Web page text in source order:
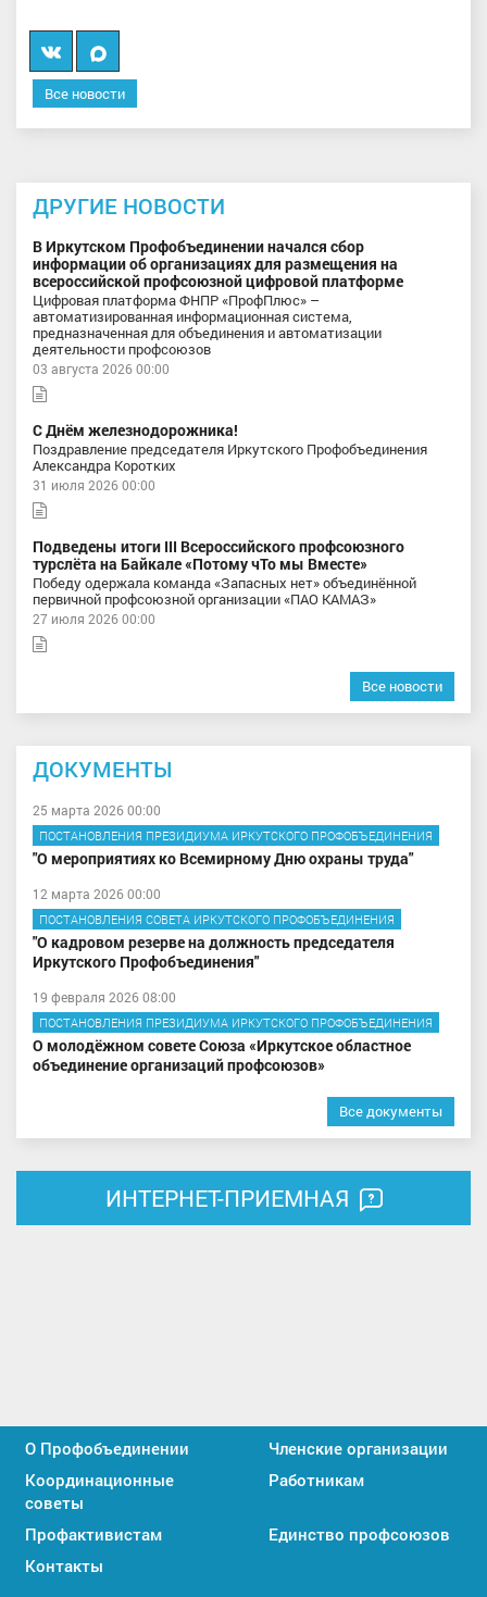
Вконтакте
Мы
в
MAX
Все новости
ДРУГИЕ НОВОСТИ
В Иркутском Профобъединении начался сбор
информации об организациях для размещения на
всероссийской профсоюзной цифровой платформе
Цифровая платформа ФНПР «ПрофПлюс» –
автоматизированная информационная система,
предназначенная для объединения и автоматизации
деятельности профсоюзов
03 августа 2026 00:00
С Днём железнодорожника!
Поздравление председателя Иркутского Профобъединения
Александра Коротких
31 июля 2026 00:00
Подведены итоги III Всероссийского профсоюзного
турслёта на Байкале «Потому чТо мы Вместе»
Победу одержала команда «Запасных нет» объединённой
первичной профсоюзной организации «ПАО КАМАЗ»
27 июля 2026 00:00
Все новости
ДОКУМЕНТЫ
25 марта 2026 00:00
ПОСТАНОВЛЕНИЯ ПРЕЗИДИУМА ИРКУТСКОГО ПРОФОБЪЕДИНЕНИЯ
"О мероприятиях ко Всемирному Дню охраны труда"
12 марта 2026 00:00
ПОСТАНОВЛЕНИЯ СОВЕТА ИРКУТСКОГО ПРОФОБЪЕДИНЕНИЯ
"О кадровом резерве на должность председателя
Иркутского Профобъединения"
19 февраля 2026 08:00
ПОСТАНОВЛЕНИЯ ПРЕЗИДИУМА ИРКУТСКОГО ПРОФОБЪЕДИНЕНИЯ
О молодёжном совете Союза «Иркутское областное
объединение организаций профсоюзов»
Все документы
ИНТЕРНЕТ-ПРИЕМНАЯ
О Профобъединении
Членские организации
Координационные
советы
Работникам
Профактивистам
Единство профсоюзов
Контакты